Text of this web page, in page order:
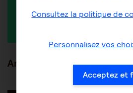
Dantourret
Articles en lien
Consultez la politique de
Personnalisez vos
Acceptez et